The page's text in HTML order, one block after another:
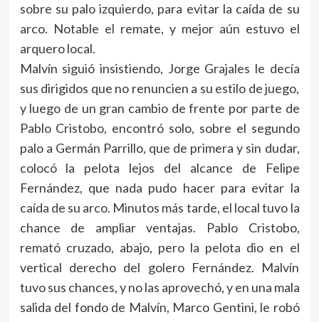
sobre su palo izquierdo, para evitar la caída de su
arco. Notable el remate, y mejor aún estuvo el
arquero local.
Malvín siguió insistiendo, Jorge Grajales le decía
sus dirigidos que no renuncien a su estilo de juego,
y luego de un gran cambio de frente por parte de
Pablo Cristobo, encontró solo, sobre el segundo
palo a Germán Parrillo, que de primera y sin dudar,
colocó la pelota lejos del alcance de Felipe
Fernández, que nada pudo hacer para evitar la
caída de su arco. Minutos más tarde, el local tuvo la
chance de ampliar ventajas. Pablo Cristobo,
remató cruzado, abajo, pero la pelota dio en el
vertical derecho del golero Fernández. Malvín
tuvo sus chances, y no las aprovechó, y en una mala
salida del fondo de Malvín, Marco Gentini, le robó